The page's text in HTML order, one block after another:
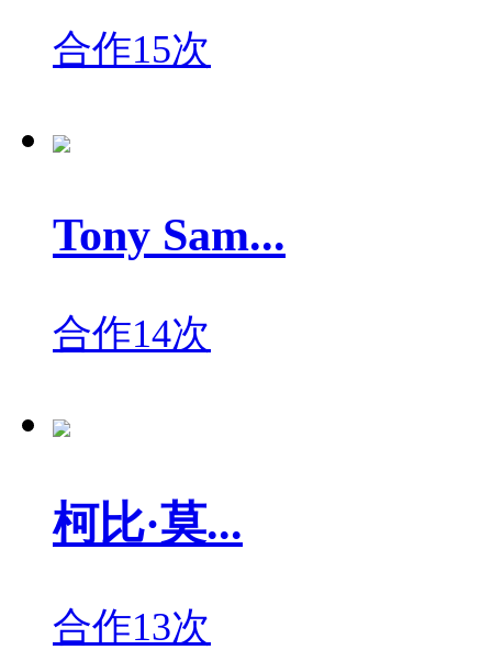
合作15次
Tony Sam...
合作14次
柯比·莫...
合作13次